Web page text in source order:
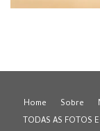
Home Sobre
TODAS AS FOTOS